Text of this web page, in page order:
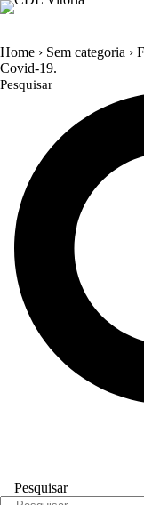
Pular
conteúdo
Home › Sem categoria ›
Covid-19.
Pesquisar
Pesquisar